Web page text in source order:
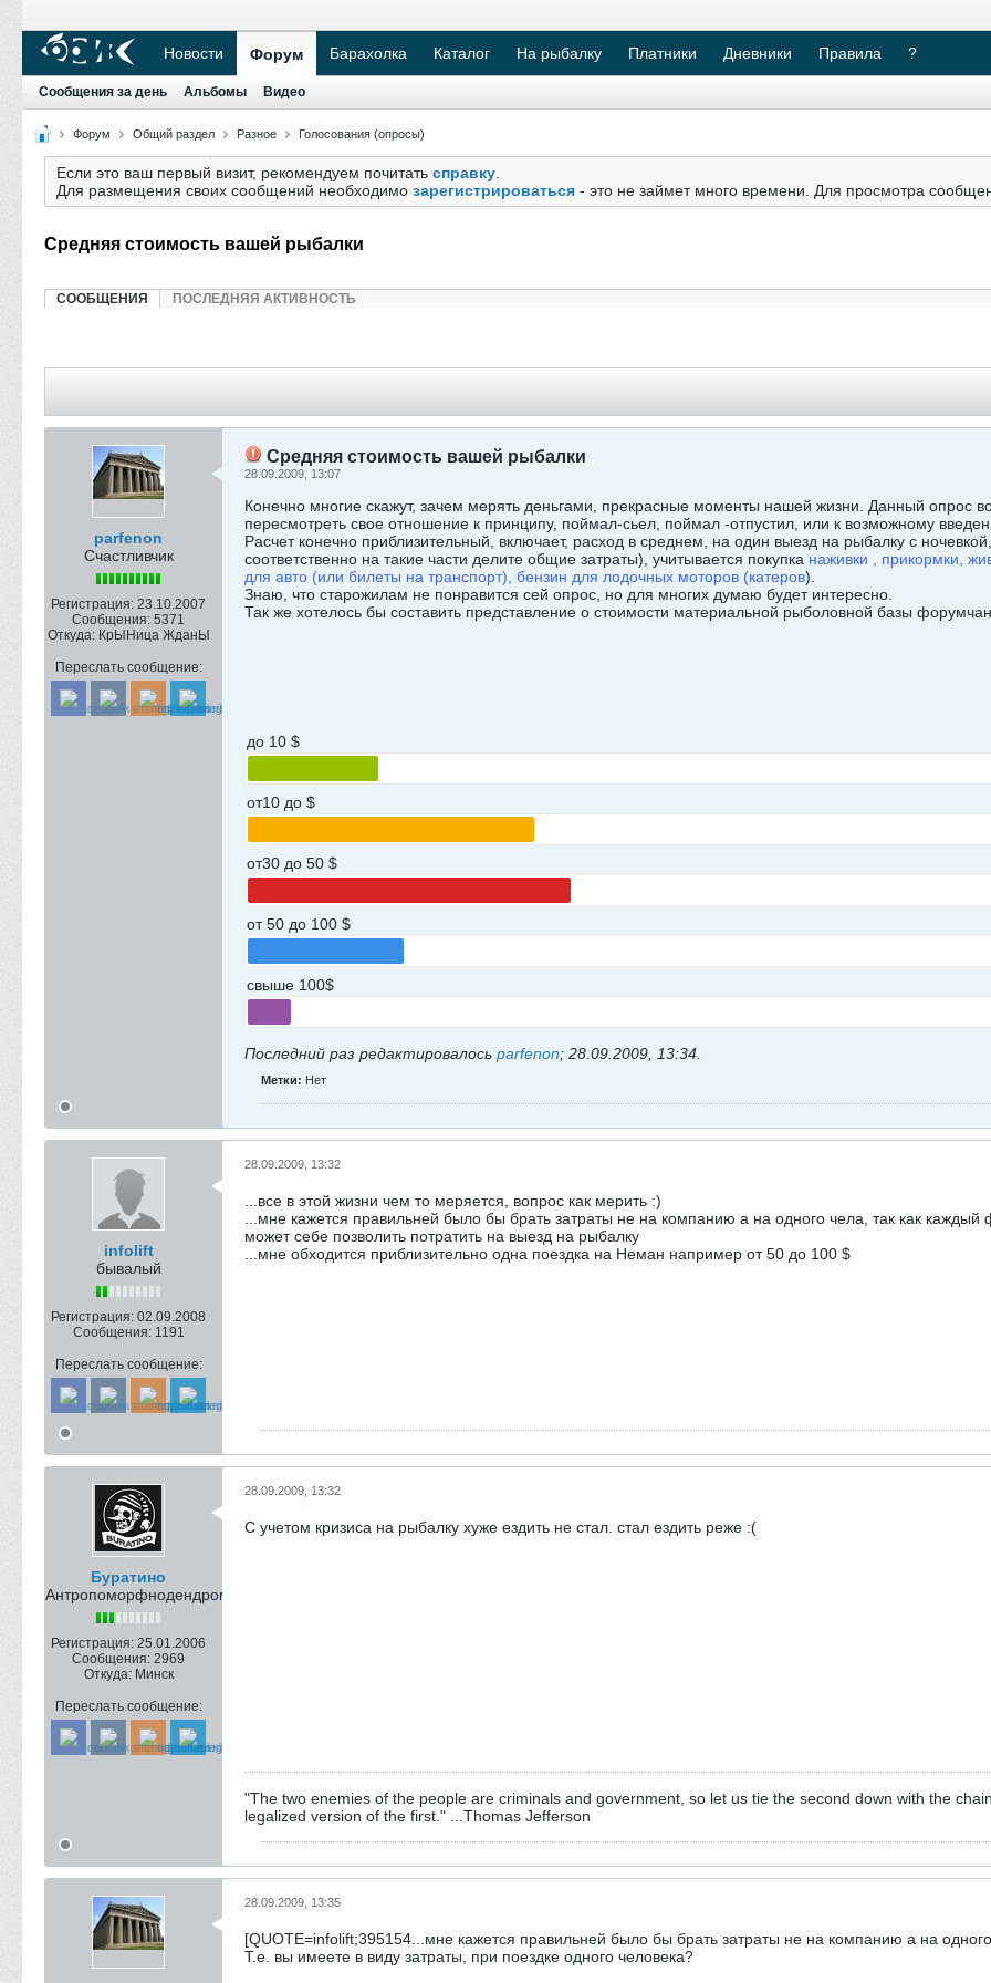
Новости Форум Барахолка Каталог На рыбалку Платники Дневники Правила ?
Сообщения за день Альбомы Видео
Форум Общий раздел Разное Голосования (опросы)
Если это ваш первый визит, рекомендуем почитать справку
Для размещения своих сообщений необходимо зарегистрироваться - это не займет много времени. Для просмотра
Средняя стоимость вашей рыбалки
СООБЩЕНИЯ ПОСЛЕДНЯЯ АКТИВНОСТЬ
parfenon
Счастливчик
Регистрация: 23.10.2007
Сообщения: 5371
Откуда: КрЫНица ЖданЫ
Переслать сообщение:
Средняя стоимость вашей рыбалки
28.09.2009, 13:07
Конечно многие скажут, зачем мерять деньгами, прекрасные моменты нашей жизни. Данный опрос
пересмотреть свое отношение к принципу, поймал-сьел, поймал -отпустил, или к возможному
Расчет конечно приблизительный, включает, расход в среднем, на один выезд на рыбалку с
соответственно на такие части делите общие затраты), учитывается покупка наживки , прикормки,
для авто (или билеты на транспорт), бензин для лодочных моторов (катеров).
Знаю, что старожилам не понравится сей опрос, но для многих думаю будет интересно.
Так же хотелось бы составить представление о стоимости материальной рыболовной базы
до 10 $
от10 до $
от30 до 50 $
от 50 до 100 $
свыше 100$
Последний раз редактировалось parfenon; 28.09.2009, 13:34
Метки: Нет
infolift
бывалый
Регистрация: 02.09.2008
Сообщения: 1191
Переслать сообщение:
28.09.2009, 13:32
...все в этой жизни чем то меряется, вопрос как мерить :)
...мне кажется правильней было бы брать затраты не на компанию а на одного чела, так как
может себе позволить потратить на выезд на рыбалку
...мне обходится приблизительно одна поездка на Неман например от 50 до 100 $
Буратино
Антропоморфнодендромутант
Регистрация: 25.01.2006
Сообщения: 2969
Откуда: Минск
Переслать сообщение:
28.09.2009, 13:32
С учетом кризиса на рыбалку хуже ездить не стал. стал ездить реже :(
"The two enemies of the people are criminals and government, so let us tie the second down with the
legalized version of the first." ...Thomas Jefferson
28.09.2009, 13:35
[QUOTE=infolift;395154...мне кажется правильней было бы брать затраты не на компанию а на
Т.е. вы имеете в виду затраты, при поездке одного человека?